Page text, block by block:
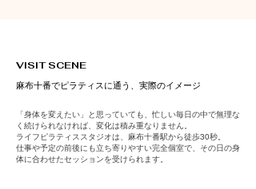
VISIT SCENE
麻布十番でピラティスに通う、実際のイメージ
「身体を変えたい」と思っていても、忙しい毎日の中で無理な
く続けられなければ、変化は積み重なりません。
ライフピラティススタジオは、麻布十番駅から徒歩30秒。
仕事や予定の前後にも立ち寄りやすい完全個室で、その日の身
体に合わせたセッションを受けられます。